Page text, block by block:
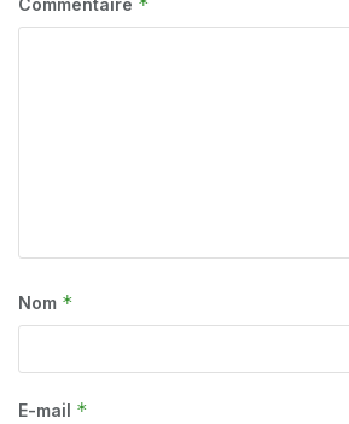
Commentaire *
Nom *
E-mail *